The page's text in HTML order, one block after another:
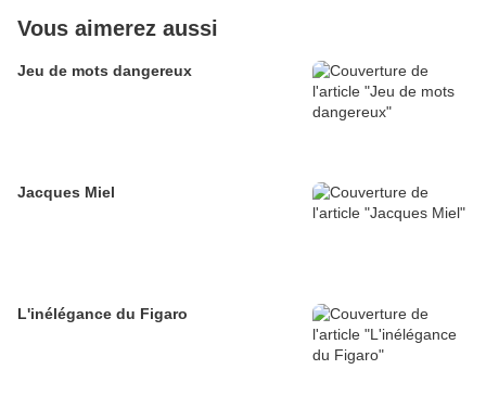
Vous aimerez aussi
Jeu de mots dangereux
Jacques Miel
L'inélégance du Figaro